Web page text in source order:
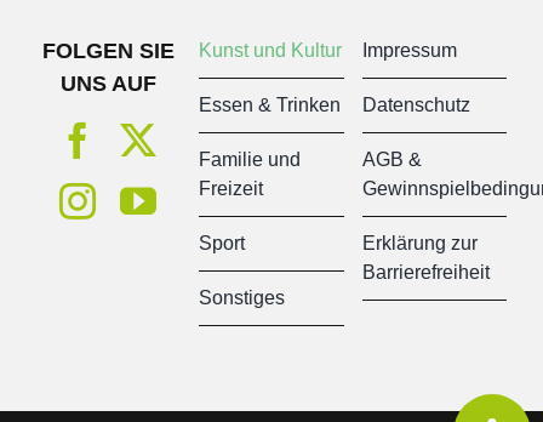
FOLGEN SIE
UNS AUF
Kunst und Kultur
Essen & Trinken
Familie und
Freizeit
Sport
Sonstiges
Impressum
Datenschutz
AGB &
Erklärung zur
Barrierefreiheit